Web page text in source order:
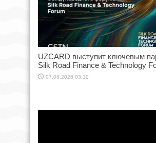
UZCARD выступит ключевым
Silk Road Finance & Technology
07.08.2026 03:10